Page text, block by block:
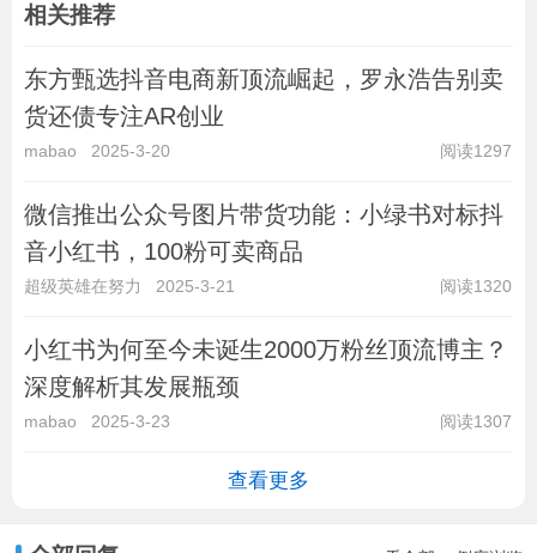
相关推荐
东方甄选抖音电商新顶流崛起，罗永浩告别卖
货还债专注AR创业
mabao 2025-3-20 阅读1297
微信推出公众号图片带货功能：小绿书对标抖
音小红书，100粉可卖商品
超级英雄在努力 2025-3-21 阅读1320
小红书为何至今未诞生2000万粉丝顶流博主？
深度解析其发展瓶颈
mabao 2025-3-23 阅读1307
查看更多